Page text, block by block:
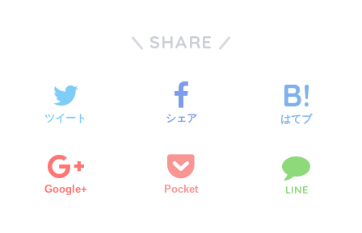
SHARE
ツイート シェア はてブ
Google+ Pocket LINE